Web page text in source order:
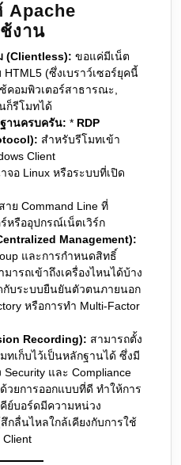
Apache
งาน
(Clientless): ขอแค่มีเน็ต
HTML5 (ซึ่งเบราว์เซอร์ยุคนี้
คอมพิวเตอร์สาธารณะ,
ก็รีโมทได้
านครบครัน: * RDP
สำหรับรีโมทเข้า
Client
จอ Linux หรือระบบที่เปิด
าย Command Line ที่
หรืออุปกรณ์เน็ตเวิร์ก
Management):
และการกำหนดสิทธิ์
ารถเข้าถึงเครื่องไหนได้บ้าง
กับระบบยืนยันตัวตนภายนอก
หรือการทำ Multi-Factor
Recording): สามารถตั้ง
ทเก็บไว้เป็นหลักฐานได้ ซึ่งมี
และ Compliance
ด้วยการออกแบบที่ดี ทำให้การ
ย์บอร์ดมีความหน่วง
กลื่นไหลใกล้เคียงกับการใช้